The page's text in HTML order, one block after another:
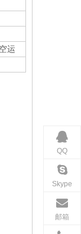
运
QQ
Skype
邮箱